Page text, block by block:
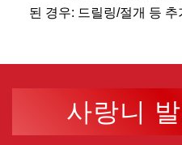
된 경우: 드릴링/절개 등
사랑니